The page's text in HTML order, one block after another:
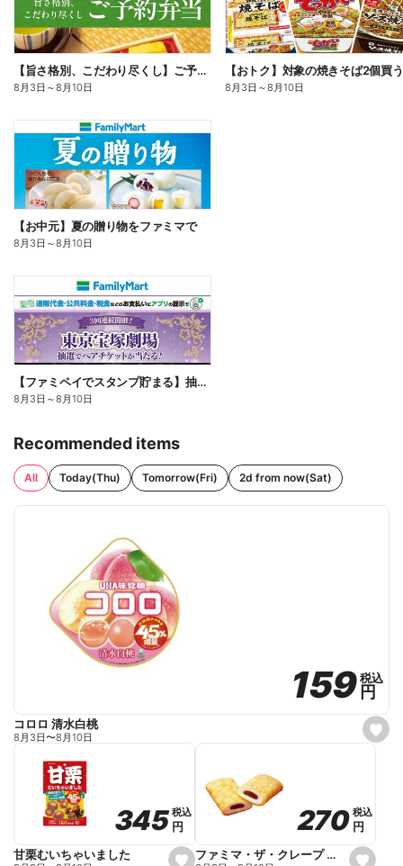
【旨さ格別、こだわり尽くし】ご予約弁当
8月3日 ～8月10日 8月3日 ～8月10日
【お中元】夏の贈り物をファミマで
8月3日 ～8月10日
【ファミペイでスタンプ貯まる】抽選でペアチケットが当たる!
8月3日 ～8月10日
Recommended items
All Today(Thu) Tomorrow(Fri) 2d from now(Sat)
s
e
159
159税込
税込
円
円
コロロ 清水白桃
8月3日〜8月10日
345
345税込
税込
円
円
甘栗むいちゃいました
270
270 税込
税込
円
円
ファミマ・ザ・クレープ 生チョコ